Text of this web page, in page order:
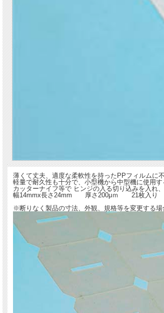
薄くて丈夫、適度な柔軟性を持ったPPフィルムに
軽量で耐久性も十分で、小型機から中型機に使用す
カッターナイフ等で ヒンジの入る切り込みを入れ
幅14mmx長さ24mm 厚さ200μｍ 21枚入り
※断りなく製品の寸法、外観、規格等を変更する場